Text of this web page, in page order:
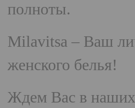
полноты.
Milavitsa – Ваш
женского белья!
Ждем Вас в